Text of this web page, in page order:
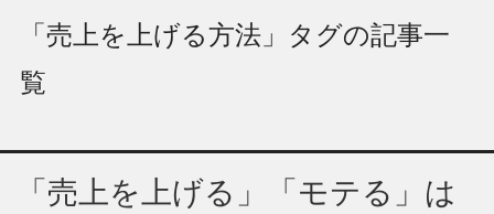
「売上を上げる方法」タグの記事一
覧
「売上を上げる」「モテる」は